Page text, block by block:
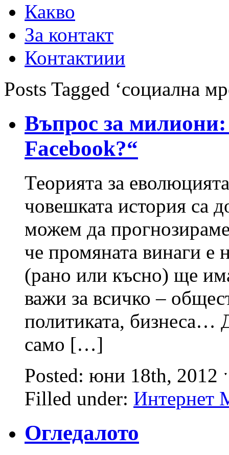
Какво
За контакт
Контактиии
Posts Tagged ‘социална
Въпрос за милиони:
Facebook?“
Теорията за
човешката история са
можем да
че промяната винаги е
(рано или късно) ще
важи за всичко –
политиката,
само […]
Posted: юни 18th, 2012
Filled under: Интернет
Огледалото